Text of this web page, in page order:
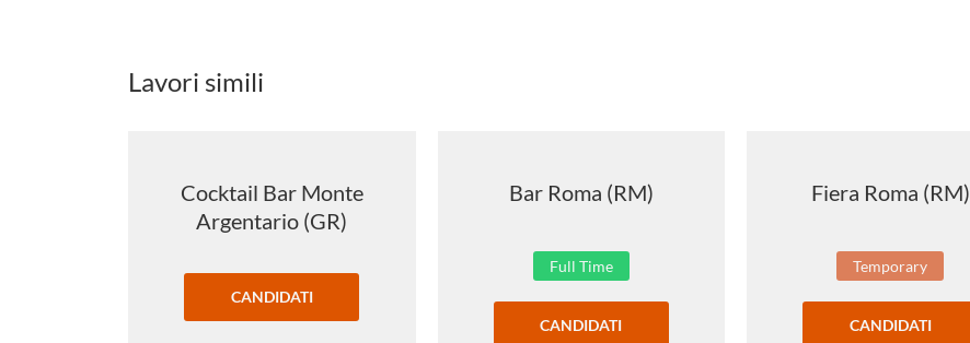
Lavori simili
Cocktail Bar Monte
Argentario (GR)
CANDIDATI
Bar Roma (RM)
Full Time
CANDIDATI
Fiera Roma (RM)
Temporary
CANDIDATI